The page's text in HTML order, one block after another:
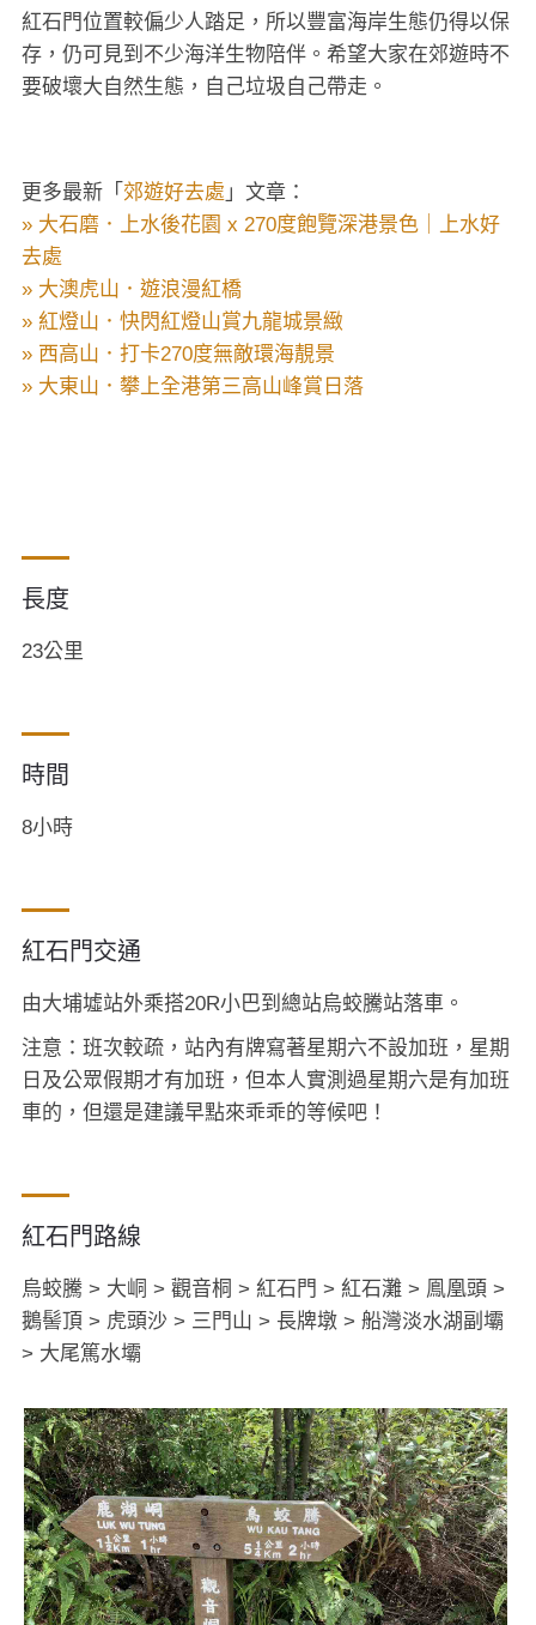
紅石門位置較偏少人踏足，所以豐富海岸生態仍得以保
存，仍可見到不少海洋生物陪伴。希望大家在郊遊時不
要破壞大自然生態，自己垃圾自己帶走。
更多最新「 郊遊好去處 」文章：
» 大石磨．上水後花園 x 270度飽覽深港景色｜上水好
去處
» 大澳虎山．遊浪漫紅橋
» 紅燈山．快閃紅燈山賞九龍城景緻
» 西高山．打卡270度無敵環海靚景
» 大東山．攀上全港第三高山峰賞日落
長度
23公里
時間
8小時
紅石門交通
由大埔墟站外乘搭20R小巴到總站烏蛟騰站落車。
注意：班次較疏，站內有牌寫著星期六不設加班，星期
日及公眾假期才有加班，但本人實測過星期六是有加班
車的，但還是建議早點來乖乖的等候吧！
紅石門路線
烏蛟騰 > 大峒 > 觀音桐 > 紅石門 > 紅石灘 > 鳯凰頭 >
鵝髻頂 > 虎頭沙 > 三門山 > 長牌墩 > 船灣淡水湖副壩
> 大尾篤水壩